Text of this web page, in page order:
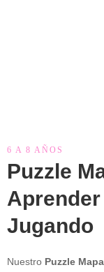
6 A 8 AÑOS
Puzzle
Jugando
Nuestro Puzzle